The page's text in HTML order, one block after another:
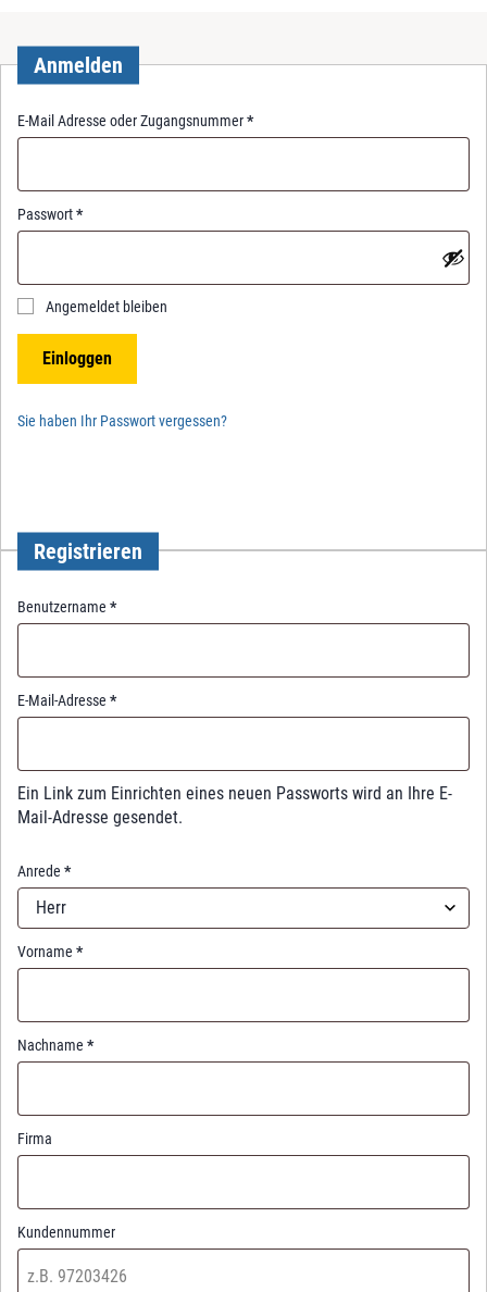
Anmelden
E-Mail Adresse oder Zugangsnummer*R
e
u
r
Passwort*R
e
u
i
d
Angemeldet bleiben
Einloggen
Sie haben Ihr Passwort vergessen?
Registrieren
Benutzername *R
e
u
i
r
E-Mail-Adresse *R
e
u
i
r
Ein Link zum Einrichten eines neuen Passworts wird an Ihre E-
Mail-Adresse gesendet.
Anrede *
Herr
Vorname *
Nachname *
Firma
Kundennummer